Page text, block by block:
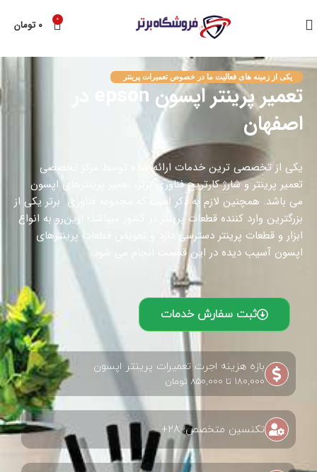
0 ۰ تومان
یکی از زمینه های فعالیت ما در خصوص تعمیرات پرینتر
اصفهان
یکی از تخصصی ترین خدمات ارائه شده توسط مرکز تخصصی
تعمیر پرینتر و شارژ کارتریج فناوری برتر، تعمیر پرینترهای اپسون
می باشد. همچنین لازم به ذکر است که مجموعه فناوری برتر یکی از
بزرگترین وارد کننده قطعات پرینتر در کشور میباشدٰٰ؛ ازین‌رو به انواع
ابزار و قطعات پرینتر دسترسی دارد و تعویض قطعات پرینترهای
اپسون آسیب دیده در این قسمت انجام می شود.
ثبت سفارش خدمات
بازه هزینه اجرت تعمیرات پرینتر اپسون
180,000 تا 850,000 تومان
تکنسین متخصص: 28+